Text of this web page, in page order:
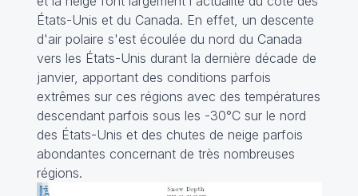
États-Unis et du Canada. En effet, un descente
d'air polaire s'est écoulée du nord du Canada
vers les États-Unis durant la dernière décade de
janvier, apportant des conditions parfois
extrêmes sur ces régions avec des températures
descendant parfois sous les -30°C sur le nord
des États-Unis et des chutes de neige parfois
abondantes concernant de très nombreuses
régions.